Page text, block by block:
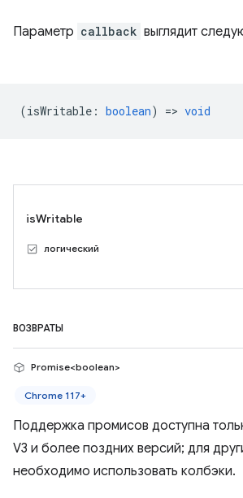
Параметр callback выглядит
(isWritable : boolean) => void
isWritable
логический
ВОЗВРАТЫ
Promise<boolean>
Chrome 117+
Поддержка промисов доступна
V3 и более поздних версий; для
необходимо использовать колбэки.